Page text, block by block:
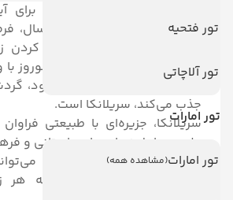
تور فتحیه
تور آلاچاتی
تور امارات
تور امارات(مشاهده همه)
نوروز، آغازی نوین و پرامید
خوشبخت است. این زمان از سال،
سفر به نقاط جدید و تجربه کردن
است. از جمله مقاصدی که در نوروز
مطبوع و جاذبه‌های فراوان خود،
جذب می‌کند، سریلانکا است.
سریلانکا، جزیره‌ای با طبیعتی
ملی، سواحل زیبا، معابد باستانی و
در این مقصد، گردشگران
خاطره‌انگیز را تجربه کنند که هر